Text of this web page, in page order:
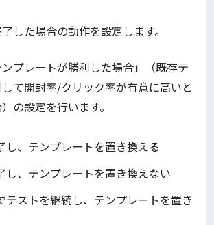
した場合の動作を設定します。
プレートが勝利した場合」（既存テ
て開封率/クリック率が有意に高いと
の設定を行います。
し、テンプレートを置き換える
し、テンプレートを置き換えない
テストを継続し、テンプレートを置き